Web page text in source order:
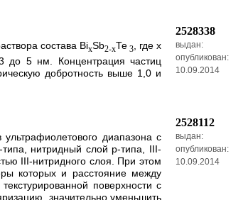
состава ВixSb2-xТе3, где х
до 5 нм. Концентрация частиц
добротность выше 1,0 и
2528338
выдан:
опубликован:
10.09.2014
диапазона с
нитридный слой p-типа, III-
III-нитридного слоя. При этом
которых и расстояние между
поверхности с
значительно уменьшить
2528112
выдан:
опубликован:
10.09.2014